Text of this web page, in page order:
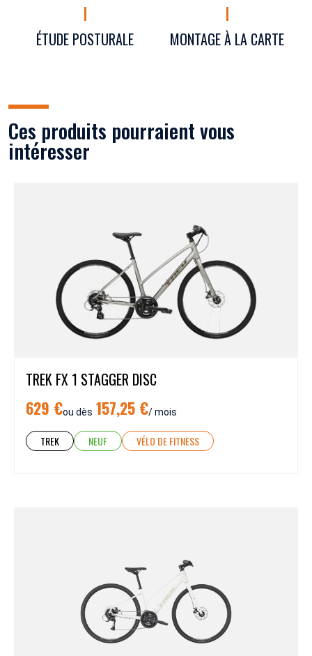
ÉTUDE POSTURALE MONTAGE À LA CARTE
Ces produits pourraient vous
intéresser
TREK FX 1 STAGGER DISC
629 €ou dès 157,25 €/ mois
TREK NEUF VÉLO DE FITNESS